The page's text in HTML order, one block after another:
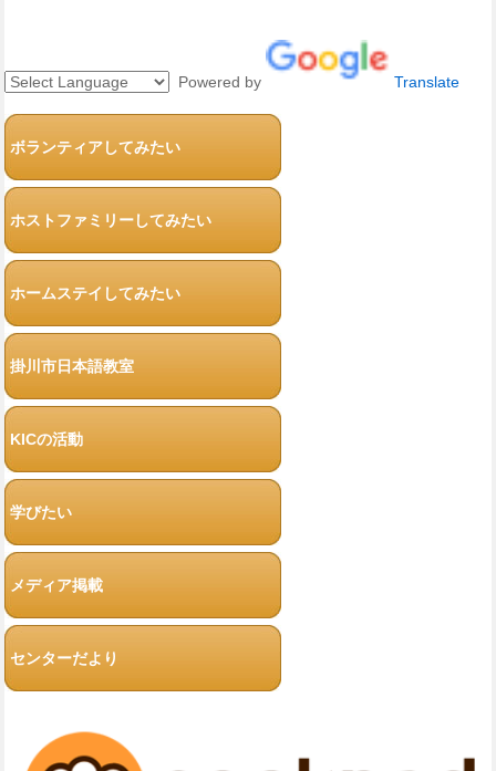
Powered by Translate
ボランティアしてみたい
ホストファミリーしてみたい
ホームステイしてみたい
掛川市日本語教室
KICの活動
学びたい
メディア掲載
センターだより